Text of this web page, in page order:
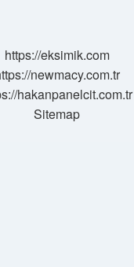
https://eksimik.com
newmacy.com.tr
hakanpanelcit.com.tr
Sitemap